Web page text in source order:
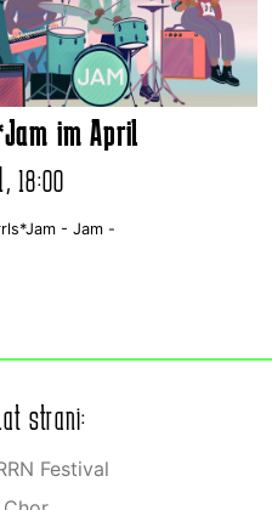
im April
18:00
- Jam -
strani:
Festival